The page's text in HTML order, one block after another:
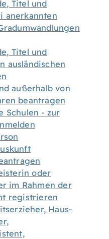
Titel und
anerkannten
Titel und
ausländischen
außerhalb von
beantragen
Schulen - zur
oder
im Rahmen der
registrieren
Haus-